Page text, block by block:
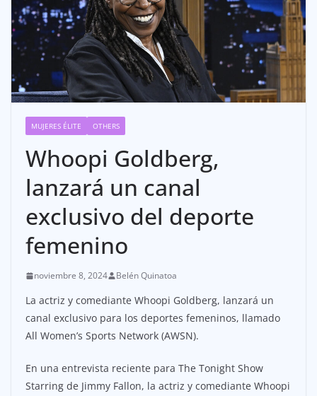
MUJERES ÉLITE OTHERS
Whoopi Goldberg,
lanzará un canal
exclusivo del deporte
femenino
noviembre 8, 2024 Belén Quinatoa
La actriz y comediante Whoopi Goldberg, lanzará un
canal exclusivo para los deportes femeninos, llamado
All Women’s Sports Network (AWSN).
En una entrevista reciente para The Tonight Show
Starring de Jimmy Fallon, la actriz y comediante Whoopi